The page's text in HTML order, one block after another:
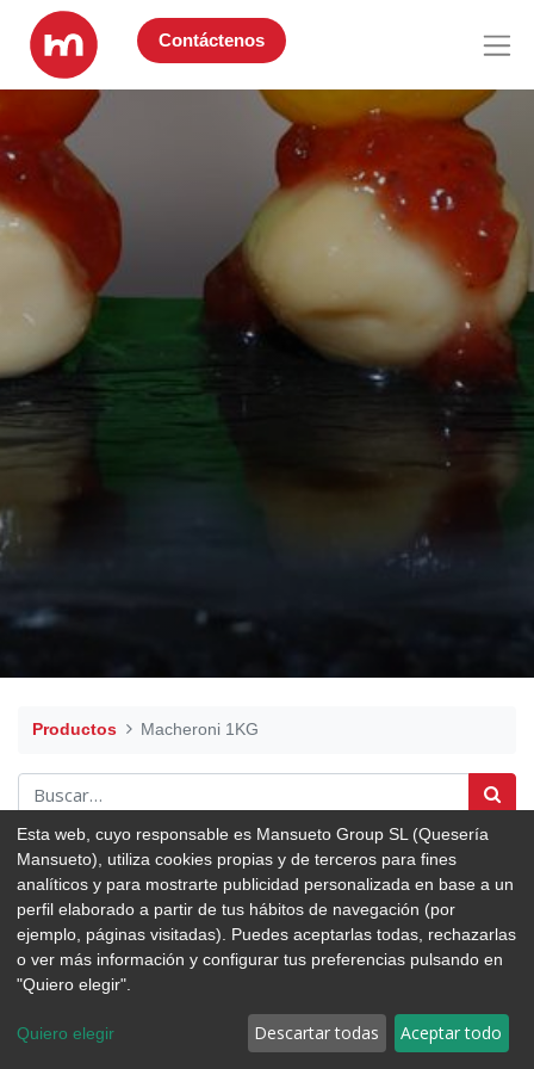
Contáctenos
Productos Macheroni 1KG
Esta web, cuyo responsable es Mansueto Group SL (Quesería
Mansueto), utiliza cookies propias y de terceros para fines
analíticos y para mostrarte publicidad personalizada en base a un
perfil elaborado a partir de tus hábitos de navegación (por
ejemplo, páginas visitadas). Puedes aceptarlas todas, rechazarlas
o ver más información y configurar tus preferencias pulsando en
"Quiero elegir".
Quiero elegir Descartar todas Aceptar todo